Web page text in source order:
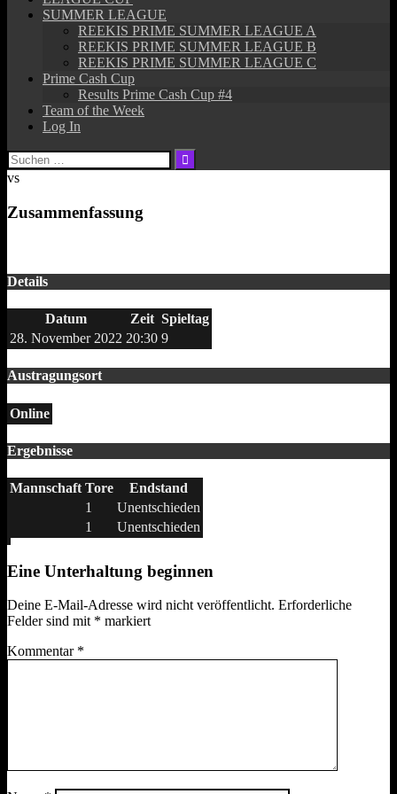
SUMMER LEAGUE
REEKIS PRIME SUMMER LEAGUE A
REEKIS PRIME SUMMER LEAGUE B
REEKIS PRIME SUMMER LEAGUE C
Prime Cash Cup
Results Prime Cash Cup #4
Team of the Week
Log In
Suchen
nach:
vs
Zusammenfassung
Details
Datum Zeit Spieltag
28. November 2022 20:30 9
Austragungsort
Online
Ergebnisse
Mannschaft Tore
Endstand
1
Unentschieden
1
Unentschieden
Eine Unterhaltung beginnen
Deine E-Mail-Adresse wird nicht veröffentlicht. Erforderliche
Felder sind mit * markiert
Kommentar *